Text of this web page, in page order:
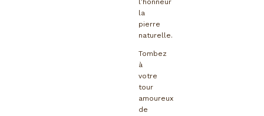
l’honneur
la
pierre
naturelle.
Tombez
à
votre
tour
amoureux
de